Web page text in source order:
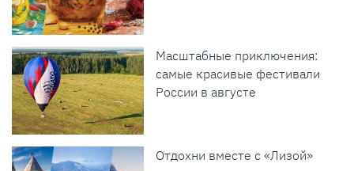
Масштабные приключения:
самые красивые фестивали
России в августе
Отдохни вместе с «Лизой»